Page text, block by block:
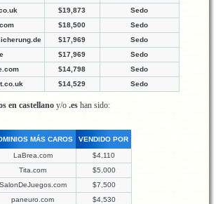
$19,873
Sedo
$18,500
Sedo
$17,969
Sedo
$17,969
Sedo
$14,798
Sedo
$14,529 Sedo
en castellano y/o .es han sido:
MÁS CAROS VENDIDO POR
LaBrea.com
$4,110
Tita.com
$5,000
SalonDeJuegos.com
$7,500
paneuro.com
$4,530